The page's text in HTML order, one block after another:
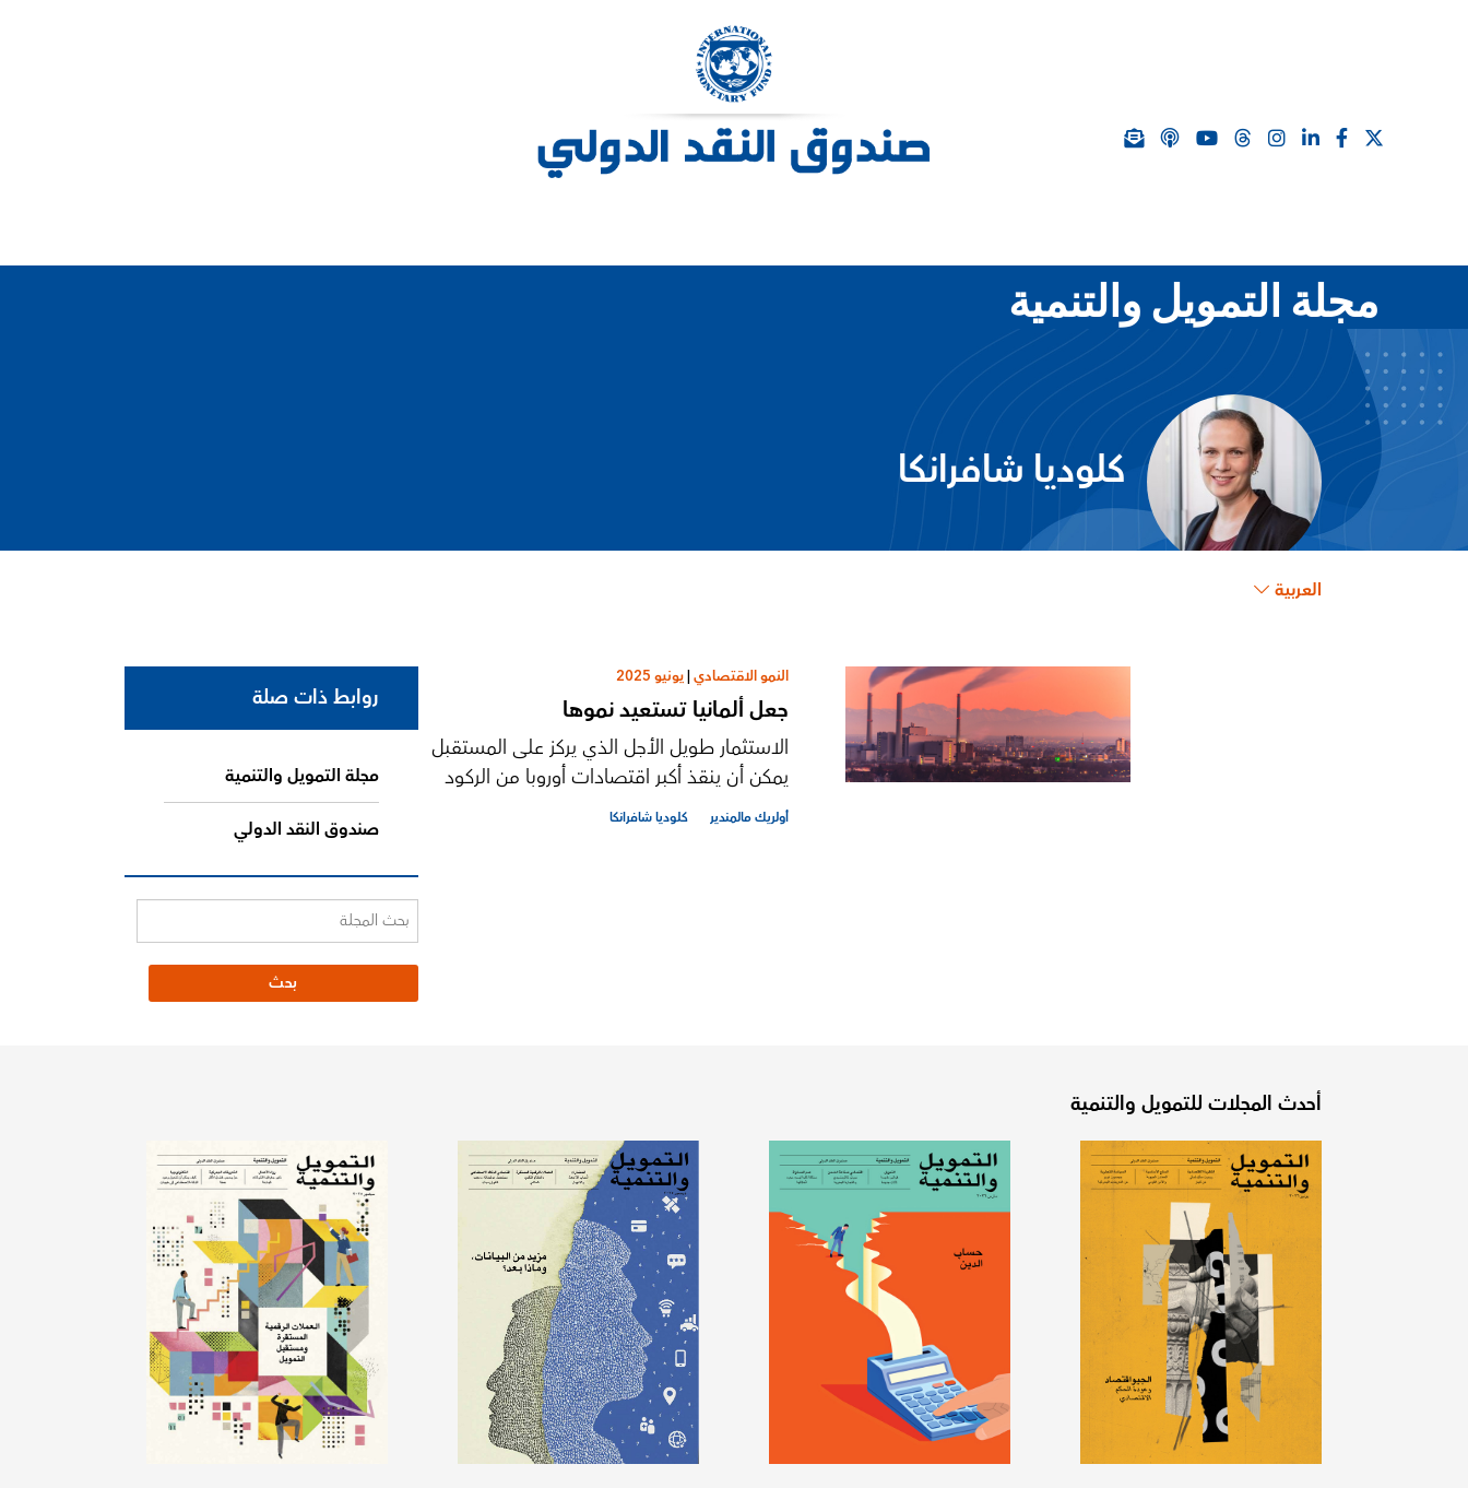
مجلة التمويل والتنمية
كلوديا شافرانكا
العربية
النمو الاقتصادي|يونيو 2025
جعل ألمانيا تستعيد نموها
الاستثمار طويل الأجل الذي يركز على المستقبل
يمكن أن ينقذ أكبر اقتصادات أوروبا من الركود
أولريك مالمندير كلوديا شافرانكا
روابط ذات صلة
مجلة التمويل والتنمية
صندوق النقد الدولي
أحدث المجلات للتمويل والتنمية